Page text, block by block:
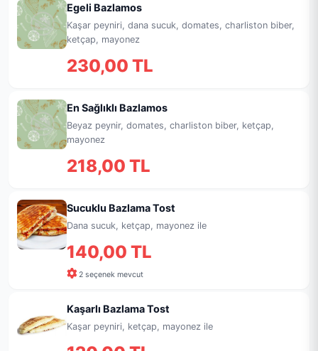
Egeli Bazlamos
Kaşar peyniri, dana sucuk, domates, charliston biber,
ketçap, mayonez
230,00 TL
En Sağlıklı Bazlamos
Beyaz peynir, domates, charliston biber, ketçap,
mayonez
218,00 TL
Sucuklu Bazlama Tost
Dana sucuk, ketçap, mayonez ile
140,00 TL
2 seçenek mevcut
Kaşarlı Bazlama Tost
Kaşar peyniri, ketçap, mayonez ile